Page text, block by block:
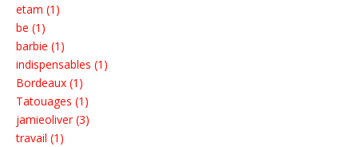
etam (1)
be (1)
barbie (1)
indispensables (1)
Bordeaux (1)
Tatouages (1)
jamieoliver (3)
travail (1)